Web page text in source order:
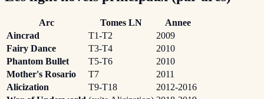
Arc Tomes LN
Annee
Aincrad
T1-T2
2009
Fairy Dance
T3-T4
2010
Phantom Bullet
T5-T6
2010
Mother's Rosario
T7
2011
Alicization
T9-T18
2012-2016